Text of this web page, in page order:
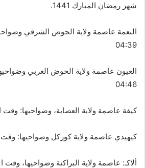
شهر رمضان المبارك 1441.
النعمة عاصمة ولاية الحوض الشرقي
04:39
العيون عاصمة ولاية الحوض الغربي
04:46
كيفة عاصمة ولاية العصابة، وضواحيها: وقت
كيهيدي عاصمة ولاية كوركل وضواحيها: وقت
ألاكـ: عاصمة ولاية البراكنة وضواحيها، وقت